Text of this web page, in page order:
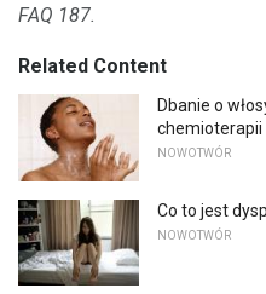
FAQ 187.
Related Content
Dbanie o
chemioterapii
NOWOTWÓR
Co to jest
NOWOTWÓR